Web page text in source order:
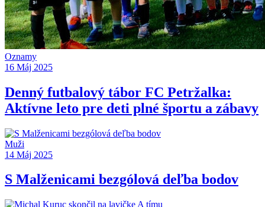
Oznamy
16 Máj 2025
Denný futbalový tábor FC Petržalka:
Aktívne leto pre deti plné športu a zábavy
Muži
14 Máj 2025
S Malženicami bezgólová deľba bodov